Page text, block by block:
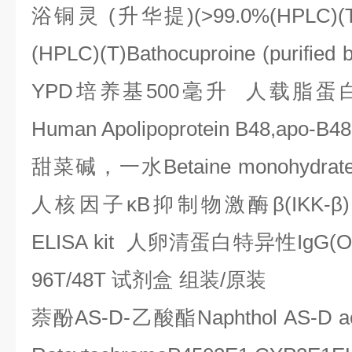
浴铜灵 (升华提
(HPLC)(T)Bathocuproine
YPD培养基 500毫升
人载脂蛋
Human Apolipoprotein B48,apo-
甜菜碱，一水Betaine
人核因子κB抑制物激酶β(IKK-β)
ELISA kit
人卵清蛋白特异性
96T/48T 试剂盒 组装/原装
萘酚AS-D-乙酸酯Naphthol AS-D